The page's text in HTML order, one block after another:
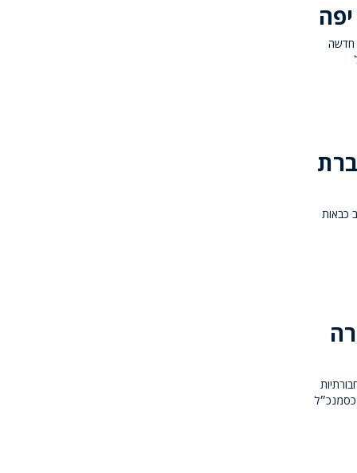
חדשה
כבאות
כסמנכ״ל